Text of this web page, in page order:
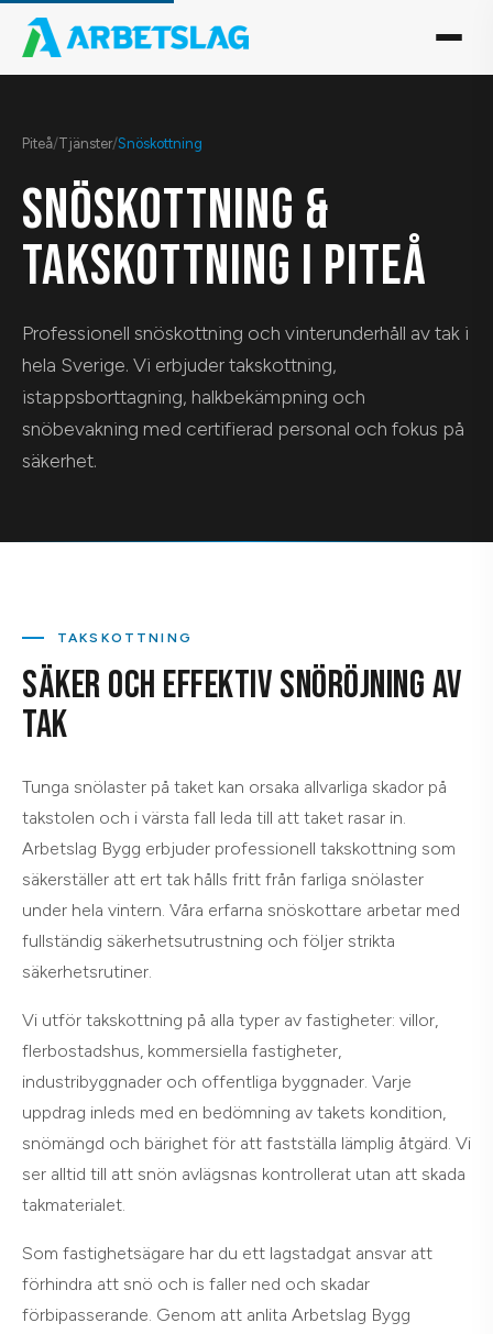
Piteå/Tjänster/Snöskottning
SNÖSKOTTNING &
TAKSKOTTNING I PITEÅ
Professionell snöskottning och vinterunderhåll av tak i
hela Sverige. Vi erbjuder takskottning,
istappsborttagning, halkbekämpning och
snöbevakning med certifierad personal och fokus på
säkerhet.
TAKSKOTTNING
SÄKER OCH EFFEKTIV SNÖRÖJNING AV
TAK
Tunga snölaster på taket kan orsaka allvarliga skador på
takstolen och i värsta fall leda till att taket rasar in.
Arbetslag Bygg erbjuder professionell takskottning som
säkerställer att ert tak hålls fritt från farliga snölaster
under hela vintern. Våra erfarna snöskottare arbetar med
fullständig säkerhetsutrustning och följer strikta
säkerhetsrutiner.
Vi utför takskottning på alla typer av fastigheter: villor,
flerbostadshus, kommersiella fastigheter,
industribyggnader och offentliga byggnader. Varje
uppdrag inleds med en bedömning av takets kondition,
snömängd och bärighet för att fastställa lämplig åtgärd. Vi
ser alltid till att snön avlägsnas kontrollerat utan att skada
takmaterialet.
Som fastighetsägare har du ett lagstadgat ansvar att
förhindra att snö och is faller ned och skadar
förbipasserande. Genom att anlita Arbetslag Bygg